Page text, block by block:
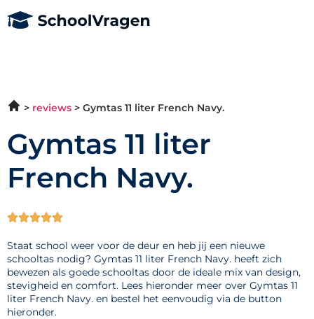
reviews Gymtas 11 liter French Navy.
Gymtas 11 liter
French Navy.

Staat school weer voor de deur en heb jij een nieuwe
schooltas nodig? Gymtas 11 liter French Navy. heeft zich
bewezen als goede schooltas door de ideale mix van design,
stevigheid en comfort. Lees hieronder meer over Gymtas 11
liter French Navy. en bestel het eenvoudig via de button
hieronder.